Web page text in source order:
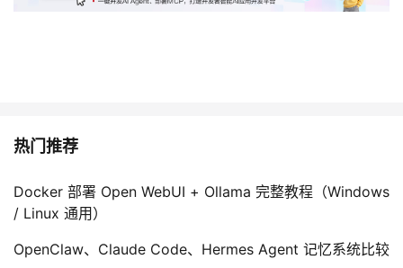
热门推荐
Docker 部署 Open WebUI + Ollama 完整教程（Windows
/ Linux 通用）
OpenClaw、Claude Code、Hermes Agent 记忆系统比较